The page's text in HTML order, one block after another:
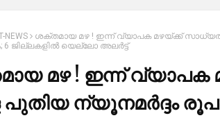
NEWS
ശക്തമായ മഴ ! ഇന്ന് വ്യാപക മഴയ്ക്ക്
6 ജില്ലകളില്‍ യെല്ലോ അലര്‍ട്ട്
മഴ ! ഇന്ന്
ന്യൂനമര്‍ദ്ദം